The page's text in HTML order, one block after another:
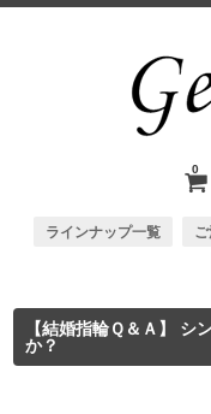
0
ラインナップ一覧
【結婚指輪Ｑ＆Ａ】 シ
か？